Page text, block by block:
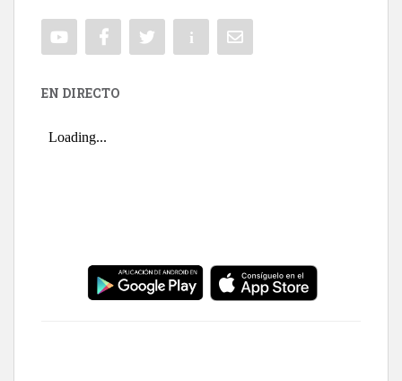
EN DIRECTO